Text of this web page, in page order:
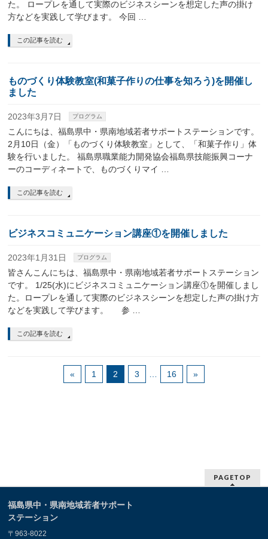
た。 ロープレを通して実際のビジネスシーンを想定した声の掛け
方などを実践して学びます。 今回 …
この記事を読む
ものづくり体験教室(和菓子作りの仕事を知ろう)を開催し
ました
2023年3月7日 プログラム
こんにちは、福島県中・県南地域若者サポートステーションです。
2月10日（金）「ものづくり体験教室」として、「和菓子作り」体
験を行いました。 福島県職業能力開発協会福島県技能振興コーナ
ーのコーディネートで、ものづくりマイ …
この記事を読む
ビジネスコミュニケーション講座①を開催しました
2023年1月31日 プログラム
皆さんこんにちは、福島県中・県南地域若者サポートステーション
です。 1/25(水)にビジネスコミュニケーション講座①を開催しまし
た。ロープレを通して実際のビジネスシーンを想定した声の掛け方
などを実践して学びます。 参 …
この記事を読む
« 1 2 3 16 »
PAGETOP
福島県中・県南地域若者サポート
ステーション
〒963-8022